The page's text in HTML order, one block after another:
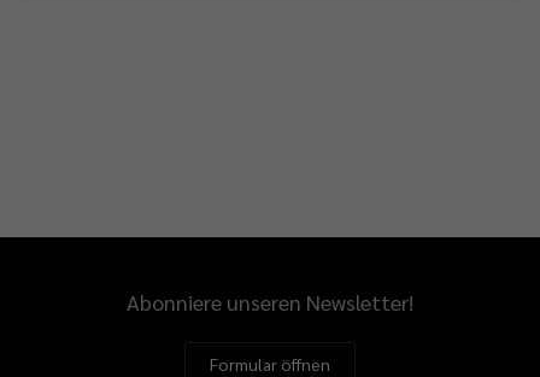
Abonniere unseren Newsletter!
Formular öffnen